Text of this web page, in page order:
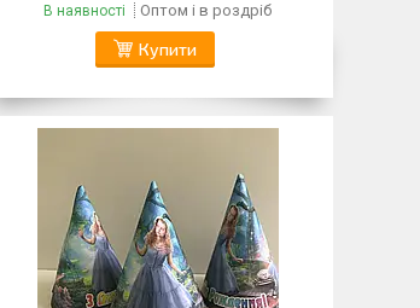
В наявності Оптом і в роздріб
Купити